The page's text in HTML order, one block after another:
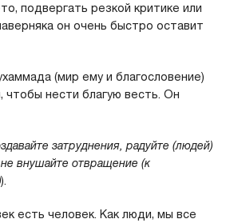
подвергать резкой критике или
он очень быстро оставит
(мир ему и благословение)
чтобы нести благую весть. Он
затруднения, радуйте (людей)
внушайте отвращение (к
есть человек. Как люди, мы все